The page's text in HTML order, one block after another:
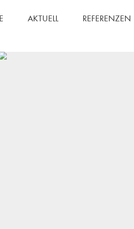
AKTUELL REFERENZEN